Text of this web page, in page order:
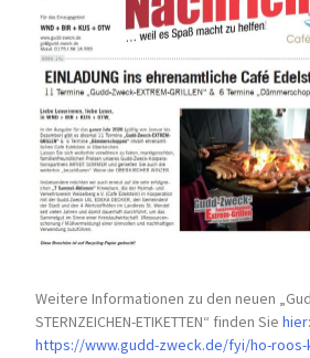
Weitere Informationen zu den neuen
STERNZEICHEN-ETIKETTEN“ finden Siehier:
https://www.gudd-zweck.de/fyi/ho-